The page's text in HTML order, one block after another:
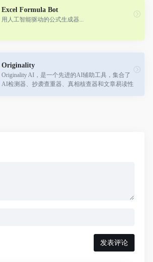
Excel Formula Bot
用人工智能驱动的公式生成器...
Originality
Originality AI，是一个先进的AI辅助工具，集合了
AI检测器、抄袭查重器、真相核查器和文章易读性
发表评论